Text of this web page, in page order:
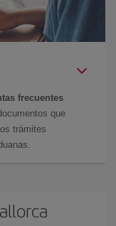
frecuentes
que
trámites